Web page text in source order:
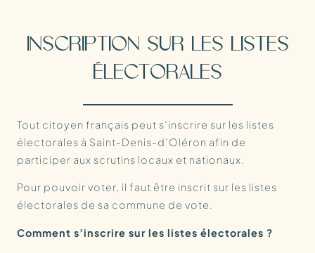
INSCRIPTION SUR LES LISTES
ÉLECTORALES
Tout citoyen français peut s’inscrire sur les listes
électorales à Saint-Denis-d’Oléron afin de
participer aux scrutins locaux et nationaux.
Pour pouvoir voter, il faut être inscrit sur les listes
électorales de sa commune de vote.
Comment s’inscrire sur les listes électorales ?